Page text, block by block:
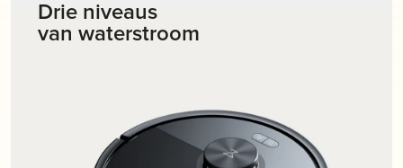
Drie niveaus
van waterstroom